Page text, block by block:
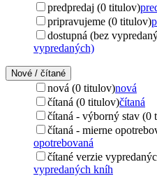
predpredaj (0 titulov)
pripravujeme (0 titulov)
dostupná (bez
vypredaných)
Nové / čítané
nová (0 titulov)nová
čítaná (0 titulov)čítaná
čítaná - výborný stav (0
čítaná - mierne
opotrebovaná
čítané verzie
vypredaných kníh